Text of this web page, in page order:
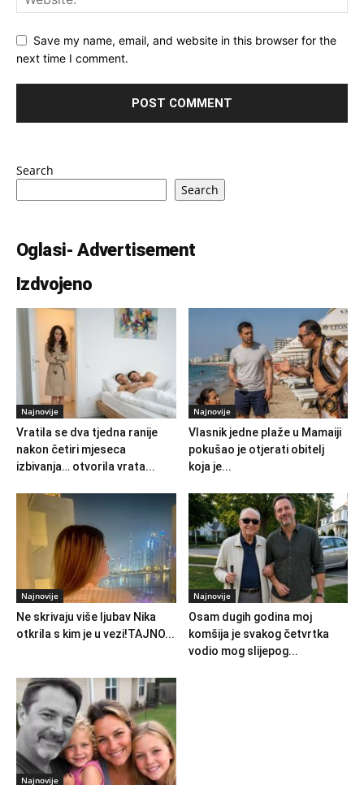
Save my name, email, and website in this browser for the
next time I comment.
Search
Search
Oglasi- Advertisement
Izdvojeno
Najnovije
Vratila se dva tjedna ranije
nakon četiri mjeseca
izbivanja… otvorila vrata...
Najnovije
Vlasnik jedne plaže u Mamaiji
pokušao je otjerati obitelj
koja je...
Najnovije
Ne skrivaju više ljubav Nika
otkrila s kim je u vezi!TAJNO...
Najnovije
Osam dugih godina moj
komšija je svakog četvrtka
vodio mog slijepog...
Najnovije